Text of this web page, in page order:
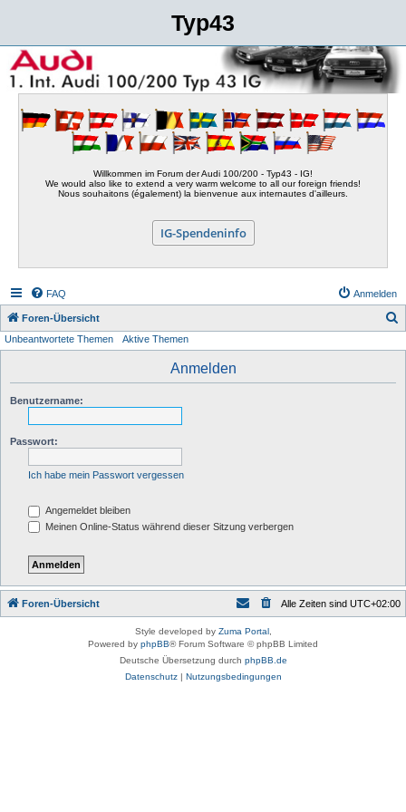
Typ43
Willkommen im Forum der Audi 100/200 - Typ43 - IG!
We would also like to extend a very warm welcome to all our foreign friends!
Nous souhaitons (également) la bienvenue aux internautes d'ailleurs.
IG-Spendeninfo
FAQ Anmelden
Foren-Übersicht
Unbeantwortete Themen Aktive Themen
Anmelden
Benutzername:
Passwort:
Ich habe mein Passwort vergessen
Angemeldet bleiben
Meinen Online-Status während dieser Sitzung verbergen
Foren-Übersicht Alle Zeiten sind UTC+02:00
Style developed by Zuma Portal,
Powered by phpBB® Forum Software © phpBB Limited
Deutsche Übersetzung durch phpBB.de
Datenschutz| Nutzungsbedingungen